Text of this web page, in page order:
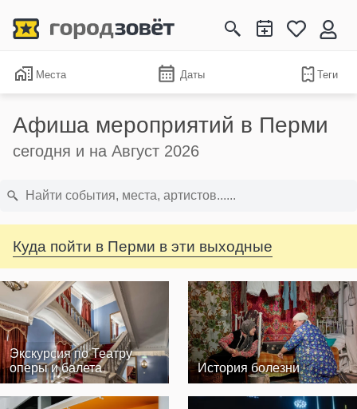
Места Даты Теги
Афиша мероприятий в Перми
сегодня и на Август 2026
Куда пойти в Перми в эти выходные
Экскурсия по Театру
оперы и балета
История болезни